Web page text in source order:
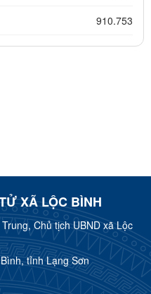
910.753
XÃ LỘC BÌNH
Chủ tịch UBND xã Lộc
tỉnh Lạng Sơn